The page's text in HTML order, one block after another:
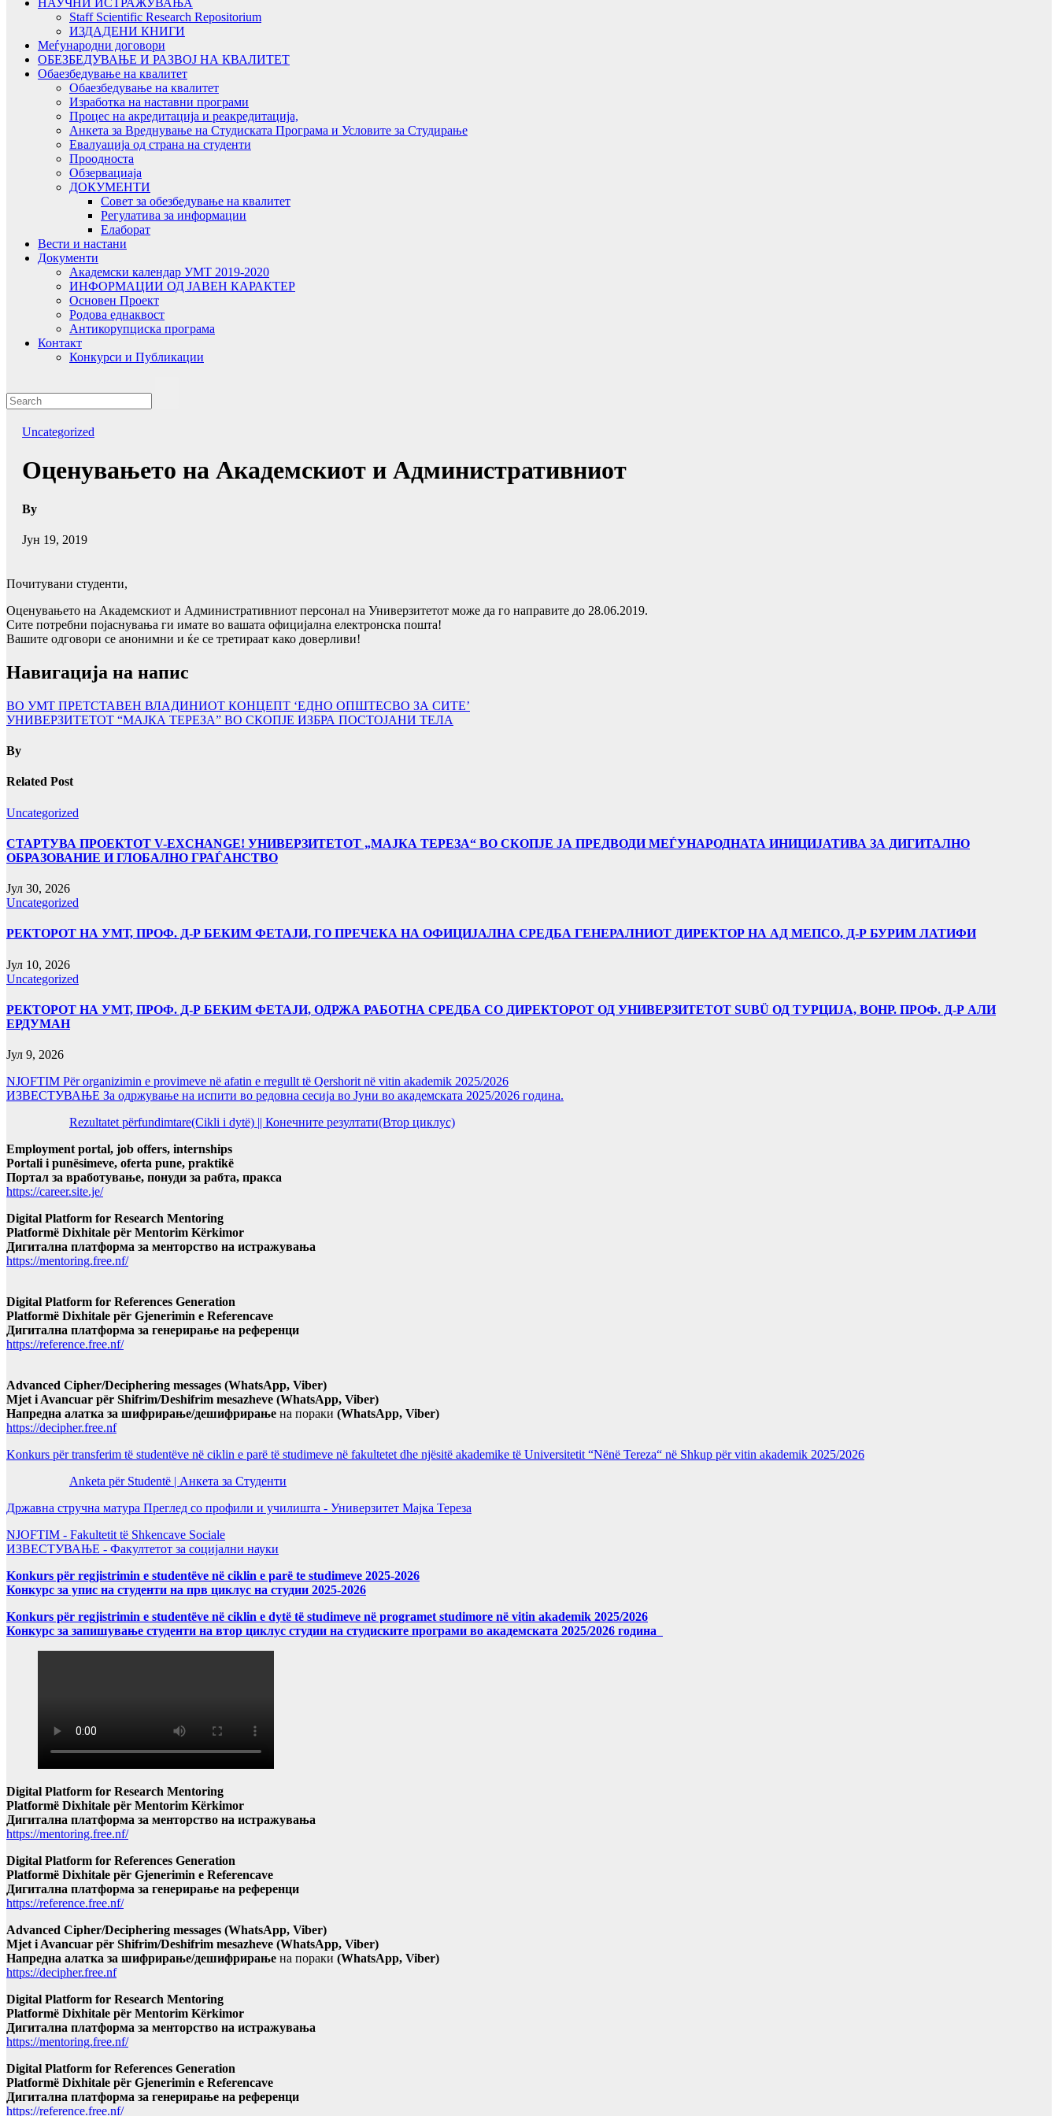
Staff Scientific Research Repositorium
ИЗДАДЕНИ КНИГИ
Меѓународни договори
ОБЕЗБЕДУВАЊЕ И РАЗВОЈ НА КВАЛИТЕТ
Обаезбедување на квалитет
Обаезбедување на квалитет
Изработка на наставни програми
Процес на акредитација и реакредитација,
Анкета за Вреднување на Студиската Програма и Условите за Студирање
Евалуација од страна на студенти
Проодноста
Обзервациаја
ДОКУМЕНТИ
Совет за обезбедување на квалитет
Регулатива за информации
Елаборат
Вести и настани
Документи
Академски календар УМТ 2019-2020
ИНФОРМАЦИИ ОД ЈАВЕН КАРАКТЕР
Основен Проект
Родова еднаквост
Антикорупциска програма
Контакт
Конкурси и Публикации
Uncategorized
Oценувањето на Академскиот и Административниот
By
Јун 19, 2019
Почитувани студенти,
Oценувањето на Академскиот и Административниот персонал на Универзитетот може да го направите до 28.06.2019.
Сите потребни појаснувања ги имате во вашата официјална електронска пошта!
Вашите одговори се анонимни и ќе се третираат како доверливи!
Навигација на напис
ВО УМТ ПРЕТСТАВЕН ВЛАДИНИОТ КОНЦЕПТ ‘ЕДНО ОПШТЕСВО ЗА СИТЕ’
УНИВЕРЗИТЕТОТ “МАЈКА ТЕРЕЗА” ВО СКОПЈЕ ИЗБРА ПОСТОЈАНИ ТЕЛА
By
Related Post
Uncategorized
СТАРТУВА ПРОЕКТОТ V-EXCHANGE! УНИВЕРЗИТЕТОТ „МАЈКА ТЕРЕЗА“ ВО СКОПЈЕ ЈА ПРЕДВОДИ МЕЃУНАРОДНАТА ИНИЦИЈАТИВА ЗА ДИГИТАЛНО
ОБРАЗОВАНИЕ И ГЛОБАЛНО ГРАЃАНСТВО
Јул 30, 2026
Uncategorized
РЕКТОРОТ НА УМТ, ПРОФ. Д-Р БЕКИМ ФЕТАЈИ, ГО ПРЕЧЕКА НА ОФИЦИЈАЛНА СРЕДБА ГЕНЕРАЛНИОТ ДИРЕКТОР НА АД МЕПСО, Д-Р БУРИМ ЛАТИФИ
Јул 10, 2026
Uncategorized
РЕКТОРОТ НА УМТ, ПРОФ. Д-Р БЕКИМ ФЕТАЈИ, ОДРЖА РАБОТНА СРЕДБА СО ДИРЕКТОРОТ ОД УНИВЕРЗИТЕТОТ SUBÜ ОД ТУРЦИЈА, ВОНР. ПРОФ. Д-Р АЛИ
ЕРДУМАН
Јул 9, 2026
NJOFTIM Për organizimin e provimeve në afatin e rregullt të Qershorit në vitin akademik 2025/2026
ИЗВЕСТУВАЊЕ За одржување на испити во редовна сесија во Јуни во академската 2025/2026 година.
Rezultatet përfundimtare(Cikli i dytë) || Конечните резултати(Втор циклус)
Employment portal, job offers, internships
Portali i punësimeve, oferta pune, praktikë
Портал за вработување, понуди за рабта, пракса
https://career.site.je/
Digital Platform for Research Mentoring
Platformë Dixhitale për Mentorim Kërkimor
Дигитална платформа за менторство на истражувања
https://mentoring.free.nf/
Digital Platform for References Generation
Platformë Dixhitale për Gjenerimin e Referencave
Дигитална платформа за генерирање на референци
https://reference.free.nf/
Advanced Cipher/Deciphering messages (WhatsApp, Viber)
Mjet i Avancuar për Shifrim/Deshifrim mesazheve (WhatsApp, Viber)
Напредна алатка за шифрирање/дешифрирање на пораки (WhatsApp, Viber)
https://decipher.free.nf
Konkurs për transferim të studentëve në ciklin e parë të studimeve në fakultetet dhe njësitë akademike të Universitetit “Nënë Tereza“ në Shkup për vitin akademik 2025/2026
Anketa për Studentë | Анкета за Студенти
Државна стручна матура Преглед со профили и училишта - Универзитет Мајка Тереза
NJOFTIM - Fakultetit të Shkencave Sociale
ИЗВЕСТУВАЊЕ - Факултетот за социјални науки
Konkurs për regjistrimin e studentëve në ciklin e parë te studimeve 2025-2026
Конкурс за упис на студенти на прв циклус на студии 2025-2026
Konkurs për regjistrimin e studentëve në ciklin e dytë të studimeve në programet studimore në vitin akademik 2025/2026
Конкурс за запишување студенти на втор циклус студии на студиските програми во академската 2025/2026 година
Digital Platform for Research Mentoring
Platformë Dixhitale për Mentorim Kërkimor
Дигитална платформа за менторство на истражувања
https://mentoring.free.nf/
Digital Platform for References Generation
Platformë Dixhitale për Gjenerimin e Referencave
Дигитална платформа за генерирање на референци
https://reference.free.nf/
Advanced Cipher/Deciphering messages (WhatsApp, Viber)
Mjet i Avancuar për Shifrim/Deshifrim mesazheve (WhatsApp, Viber)
Напредна алатка за шифрирање/дешифрирање на пораки (WhatsApp, Viber)
https://decipher.free.nf
Digital Platform for Research Mentoring
Platformë Dixhitale për Mentorim Kërkimor
Дигитална платформа за менторство на истражувања
https://mentoring.free.nf/
Digital Platform for References Generation
Platformë Dixhitale për Gjenerimin e Referencave
Дигитална платформа за генерирање на референци
https://reference.free.nf/